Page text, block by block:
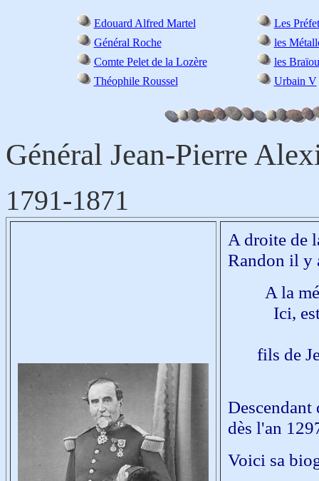
Edouard Alfred Martel
Les
Général Roche
les
Comte Pelet de la Lozère
les
Théophile Roussel
Urbain V
Général Jean-Pierre
1791-1871
A droite de
Randon il y
A la
Ici,
fils de
dès l'an
Voici sa